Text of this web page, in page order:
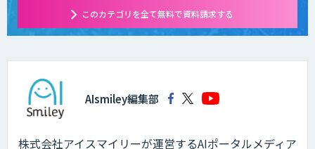
このカテゴリを全て無料で資料請求する
AIsmiley編集部
株式会社アイスマイリーが運営するAIポータルメディア